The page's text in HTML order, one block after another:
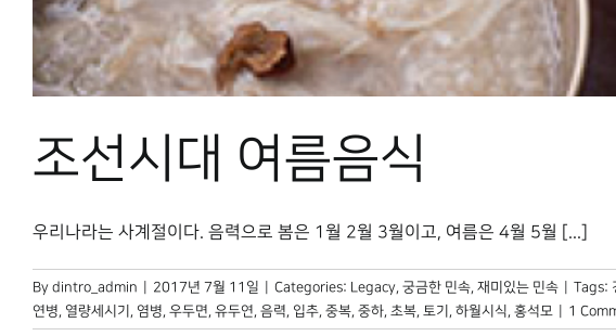
조선시대 여름음식
우리나라는 사계절이다. 음력으로 봄은 1월 2월 3월이고, 여름은 4월 5월 [...]
By dintro_admin 2017년 7월 11일 Categories: Legacy, 궁금한 민속, 재미있는 민속 Tags:
연병, 열량세시기 , 염병, 우두면, 유두연, 음력, 입추, 중복, 중하, 초복, 토기 , 하월시식, 홍석모 1